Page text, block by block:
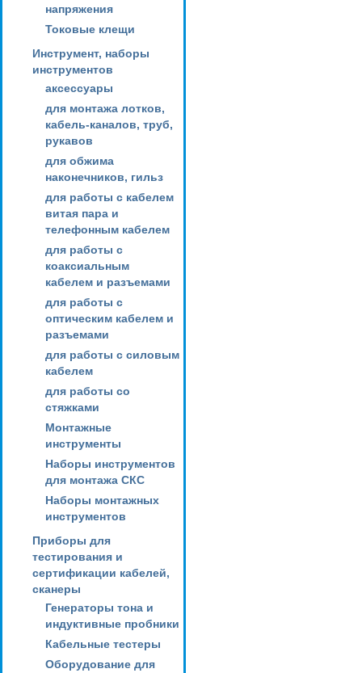
напряжения
Токовые клещи
Инструмент, наборы
инструментов
аксессуары
для монтажа лотков,
кабель-каналов, труб,
рукавов
для обжима
наконечников, гильз
для работы с кабелем
витая пара и
телефонным кабелем
для работы с
коаксиальным
кабелем и разъемами
для работы с
оптическим кабелем и
разъемами
для работы с силовым
кабелем
для работы со
стяжками
Монтажные
инструменты
Наборы инструментов
для монтажа СКС
Наборы монтажных
инструментов
Приборы для
тестирования и
сертификации кабелей,
сканеры
Генераторы тона и
индуктивные пробники
Кабельные тестеры
Оборудование для